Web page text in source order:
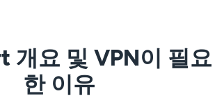
개요 및 VPN이 필요
한 이유